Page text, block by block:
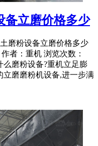
备立磨价格多少
磨粉设备立磨价格多少
者：重机 浏览次数：
么磨粉设备?重机立足膨
立磨磨粉机设备,进一步满